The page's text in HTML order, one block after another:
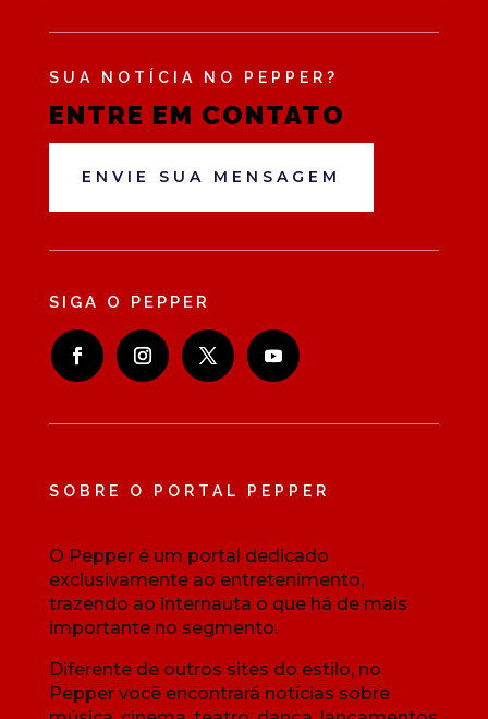
SUA NOTÍCIA NO PEPPER?
ENTRE EM CONTATO
ENVIE SUA MENSAGEM
SIGA O PEPPER
SOBRE O PORTAL PEPPER
O Pepper é um portal dedicado
exclusivamente ao entretenimento,
trazendo ao internauta o que há de mais
importante no segmento.
Diferente de outros sites do estilo, no
Pepper você encontrará notícias sobre